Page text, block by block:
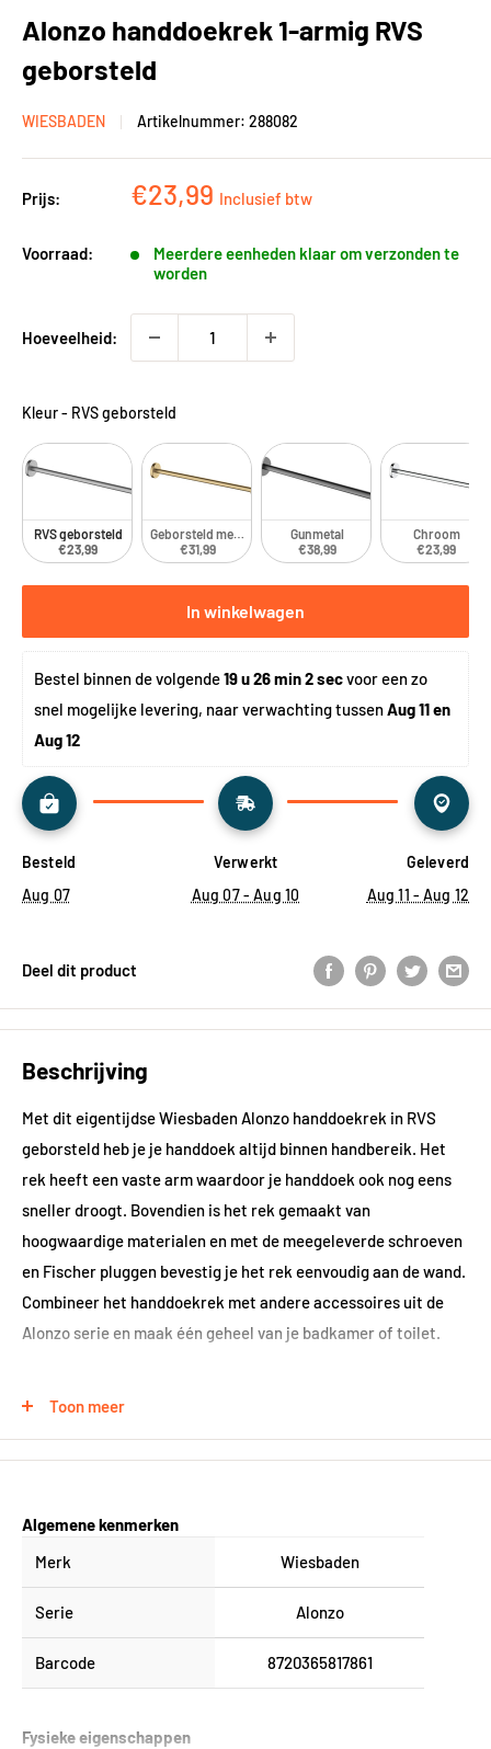
Alonzo handdoekrek 1-armig RVS
geborsteld
WIESBADEN Artikelnummer: 288082
Prijs: Kortingsprijs
€23,99 Inclusief btw
Voorraad:
Meerdere eenheden klaar om verzonden te
worden
Hoeveelheid:
Kleur- RVS geborsteld
RVS geborsteld
€23,99
Geborsteld messing
€31,99
Gunmetal
€38,99
Chroom
€23,99
In winkelwagen
Bestel binnen de volgende 19 u 26 min 1 sec voor een zo
snel mogelijke levering, naar verwachting tussen Aug 11 en
Aug 12
Besteld
Aug 07
Verwerkt
Aug 07 - Aug 10
Geleverd
Aug 11 - Aug 12
Deel dit product
Beschrijving
Met dit eigentijdse Wiesbaden Alonzo handdoekrek in RVS
geborsteld heb je je handdoek altijd binnen handbereik. Het
rek heeft een vaste arm waardoor je handdoek ook nog eens
sneller droogt. Bovendien is het rek gemaakt van
hoogwaardige materialen en met de meegeleverde schroeven
en Fischer pluggen bevestig je het rek eenvoudig aan de wand.
Combineer het handdoekrek met andere accessoires uit de
Alonzo serie en maak één geheel van je badkamer of toilet.
Materiaal: RVS
Toon meer
Algemene kenmerken
Merk
Wiesbaden
Serie Alonzo
Barcode 8720365817861
Fysieke eigenschappen